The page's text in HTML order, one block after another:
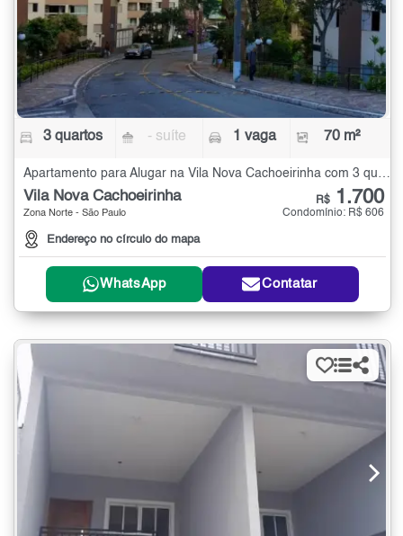
3 quartos - suíte 1 vaga 70 m²
Vila Nova Cachoeirinha
Zona Norte - São Paulo
Endereço no círculo do mapa
R$ 1.700
Condomínio: R$ 606
WhatsApp Contatar